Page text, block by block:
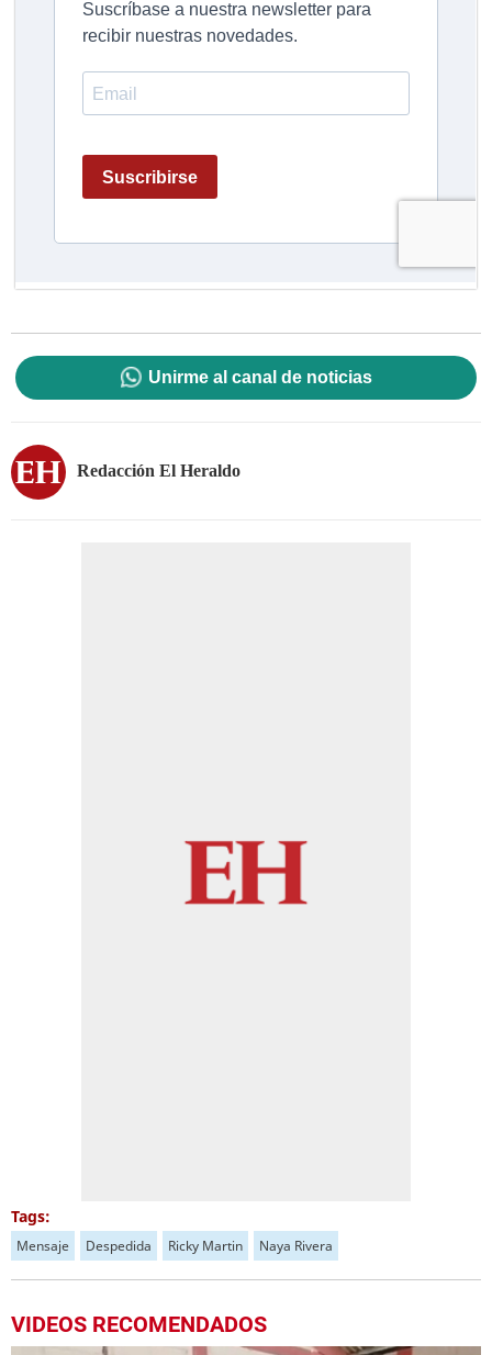
Unirme al canal de noticias
Redacción El Heraldo
Tags:
Mensaje Despedida Ricky Martin Naya Rivera
VIDEOS RECOMENDADOS